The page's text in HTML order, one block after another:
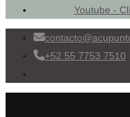
Youtube -
+52 55 7753 7510